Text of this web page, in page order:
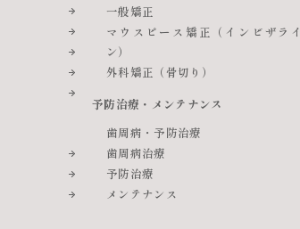
一般矯正
マウスピース矯正（インビザライ
ン）
外科矯正（骨切り）
予防治療・メンテナンス
歯周病・予防治療
歯周病治療
予防治療
メンテナンス